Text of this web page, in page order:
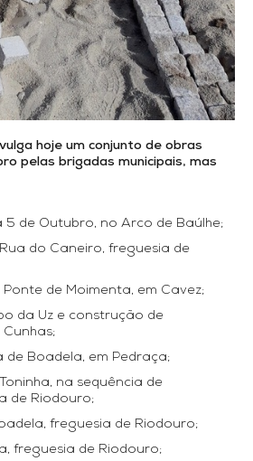
hoje um conjunto de obras
pelas brigadas municipais, mas
de Outubro, no Arco de Baúlhe;
do Caneiro, freguesia de
de Moimenta, em Cavez;
da Uz e construção de
Boadela, em Pedraça;
na sequência de
de Riodouro;
freguesia de Riodouro;
freguesia de Riodouro;